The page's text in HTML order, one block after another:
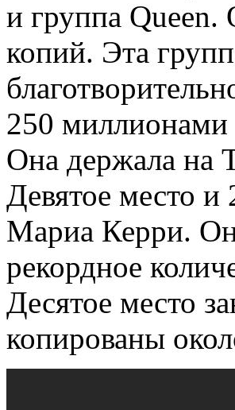
и группа Queen.
копий. Эта
250 миллионами
Она держала на
Девятое место и
Мариа Керри.
рекордное
Десятое место
копированы